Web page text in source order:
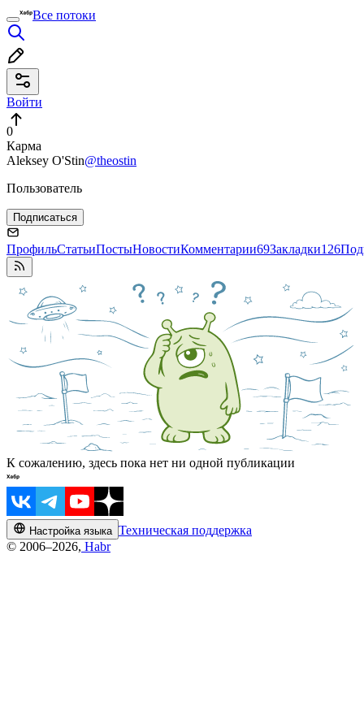
Все потоки
Войти
0
Карма
Aleksey O'Stin@theostin
Пользователь
Подписаться
ПрофильСтатьиПостыНовостиКомментарии69Закладки126
К сожалению, здесь пока нет ни одной публикации
Настройка языка Техническая поддержка
© 2006–2026, Habr